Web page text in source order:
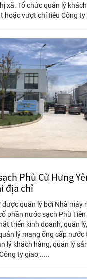
xã. Tổ chức quản lý
hoặc vượt chỉ tiêu Công ty
Phù Cừ Hưng
địa chỉ
được quản lý bởi Nhà máy
phần nước sạch Phù
triển kinh doanh, quản
lý mạng ống cấp nước
lý khách hàng, quản lý
ty giao;.....